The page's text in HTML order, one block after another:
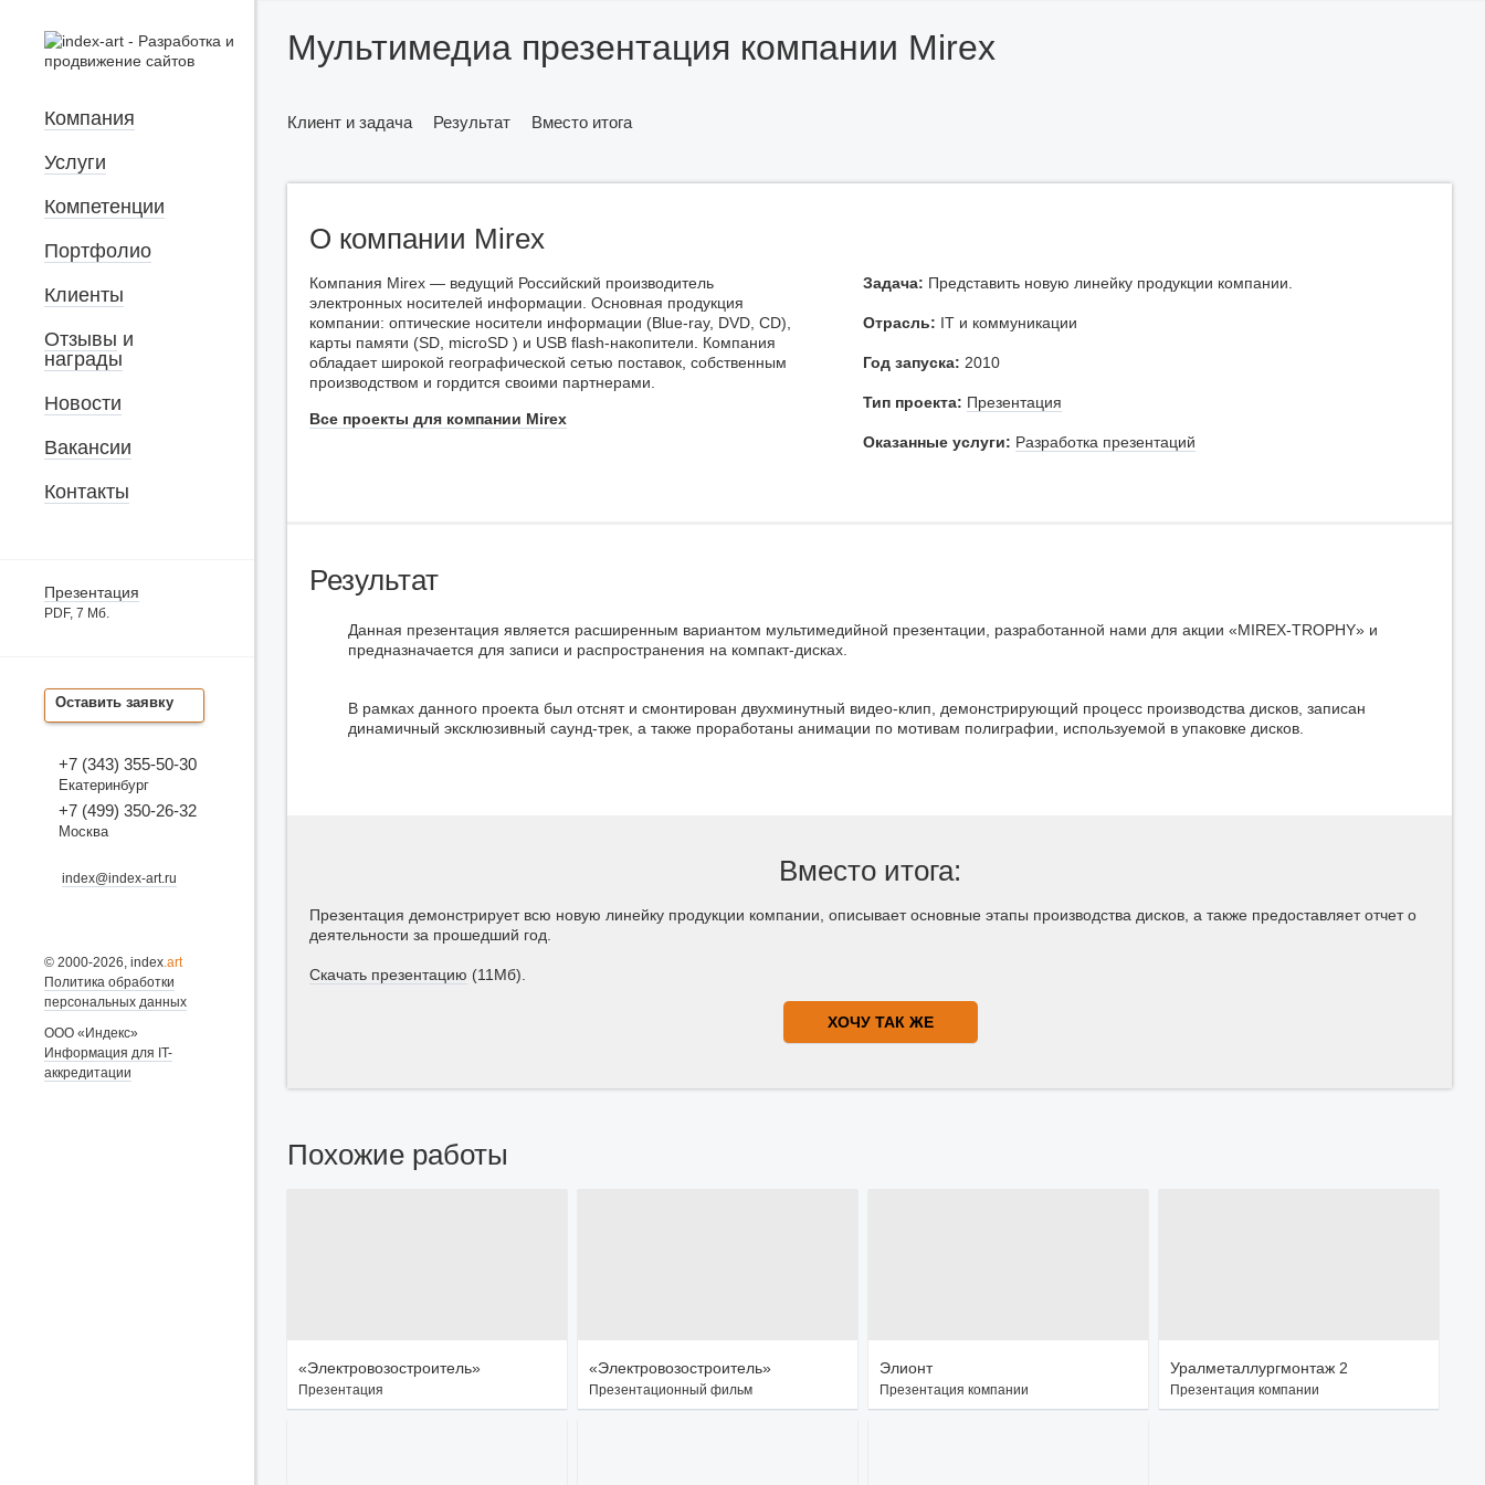
Компания
Услуги
Компетенции
Портфолио
Клиенты
Отзывы и
награды
Новости
Вакансии
Контакты
Презентация
PDF, 7 Мб.
Оставить заявку
+7 (343) 355-50-30
Екатеринбург
+7 (499) 350-26-32
Москва
index@index-art.ru
© 2000-2026, index.art
Политика обработки
персональных данных
ООО «Индекс»
Информация для IT-
аккредитации
Мультимедиа презентация компании Mirex
Клиент и задача Результат Вместо итога
О компании Mirex
Компания Mirex — ведущий Российский производитель
электронных носителей информации. Основная продукция
компании: оптические носители информации (Blue-ray, DVD, CD),
карты памяти (SD, microSD ) и USB flash-накопители. Компания
обладает широкой географической сетью поставок, собственным
производством и гордится своими партнерами.
Все проекты для компании Mirex
Задача: Представить новую линейку продукции компании.
Отрасль: IT и коммуникации
Год запуска: 2010
Тип проекта: Презентация
Оказанные услуги: Разработка презентаций
Результат
Данная презентация является расширенным вариантом мультимедийной презентации, разработанной нами для акции «MIREX-TROPHY» и
предназначается для записи и распространения на компакт-дисках.
В рамках данного проекта был отснят и смонтирован двухминутный видео-клип, демонстрирующий процесс производства дисков, записан
динамичный эксклюзивный саунд-трек, а также проработаны анимации по мотивам полиграфии, используемой в упаковке дисков.
Вместо итога:
Презентация демонстрирует всю новую линейку продукции компании, описывает основные этапы производства дисков, а также предоставляет отчет о
деятельности за прошедший год.
Скачать презентацию (11Мб).
ХОЧУ ТАК ЖЕ
Похожие работы
«Электровозостроитель»
Презентация
«Электровозостроитель»
Презентационный фильм
Элионт
Презентация компании
Уралметаллургмонтаж 2
Презентация компании